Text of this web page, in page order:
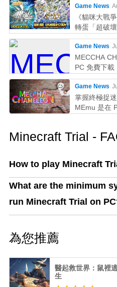
Game News
《貓咪大戰
轉蛋「超破
佩拉斯」系
Game News
MECCHA
PC 免費下載
Game News
掌握終極捉
MEmu 是在
Minecraft Trial -
How to play Minecraft
What are the minimum
run Minecraft Trial on
為您推薦
醫起救世界：鼠裡
生